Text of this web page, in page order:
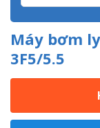
Máy bơm
3F5/5.5